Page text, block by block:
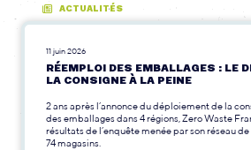
ACTUALITÉS
11 juin 2026
RÉEMPLOI DES EMBALLAGES : LE
LA CONSIGNE À LA PEINE
2 ans après l’annonce du déploiement de la
des emballages dans 4 régions, Zero Waste
résultats de l’enquête menée par son réseau
74 magasins.